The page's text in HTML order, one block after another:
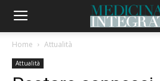
Home Attualità
Attualità